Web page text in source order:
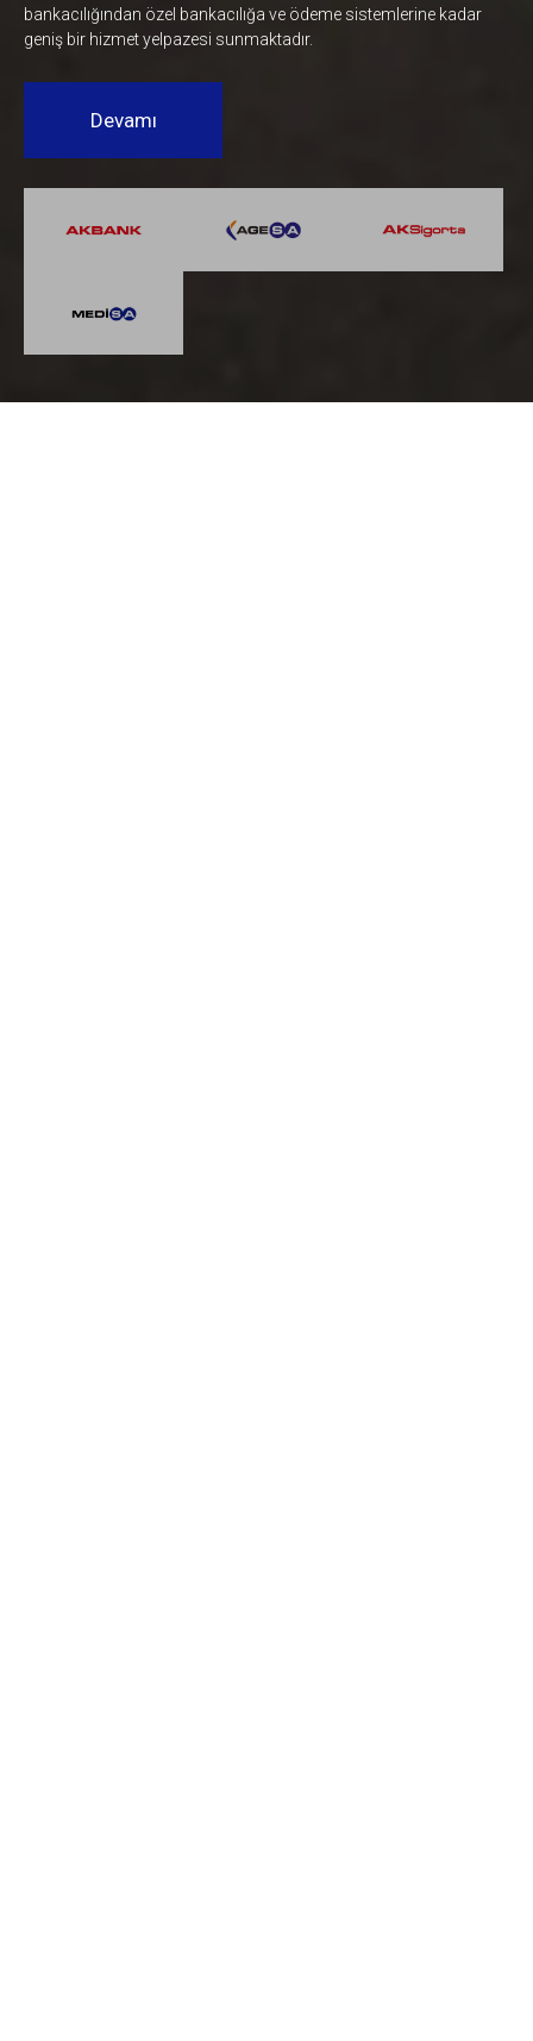
bankacılığından özel bankacılığa ve ödeme sistemlerine kadar
geniş bir hizmet yelpazesi sunmaktadır.
Devamı